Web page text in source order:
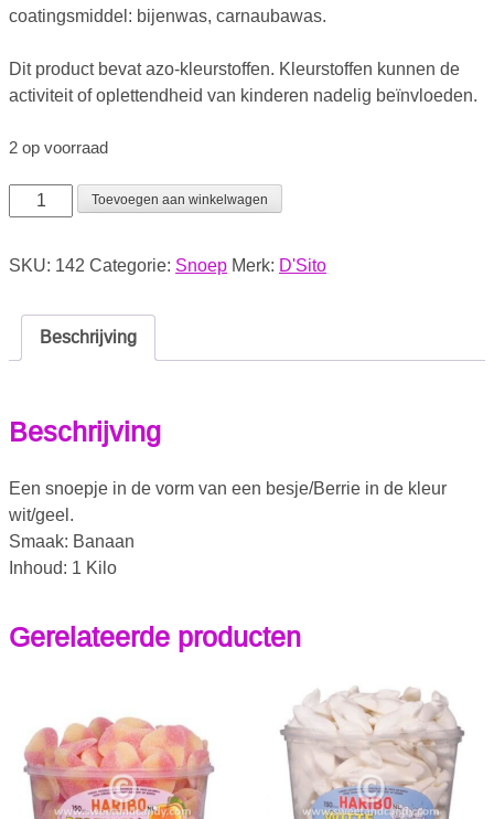
coatingsmiddel: bijenwas, carnaubawas.
Dit product bevat azo-kleurstoffen. Kleurstoffen kunnen de
activiteit of oplettendheid van kinderen nadelig beïnvloeden.
2 op voorraad
Toevoegen aan winkelwagen
SKU: 142 Categorie: Snoep Merk: D'Sito
Beschrijving
Beschrijving
Een snoepje in de vorm van een besje/Berrie in de kleur
wit/geel.
Smaak: Banaan
Inhoud: 1 Kilo
Gerelateerde producten